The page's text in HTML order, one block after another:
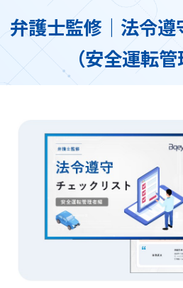
弁護士監修｜法令遵
（安全運転管